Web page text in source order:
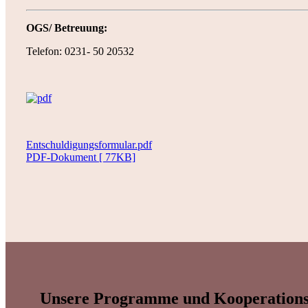
OGS/ Betreuung:
Telefon: 0231- 50 20532
Entschuldigungsformular.pdf
PDF-Dokument [ 77KB]
Unsere Programme und